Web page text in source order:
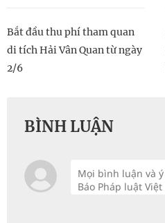
Bắt đầu thu phí tham quan
di tích Hải Vân Quan từ ngày
2/6
BÌNH LUẬN